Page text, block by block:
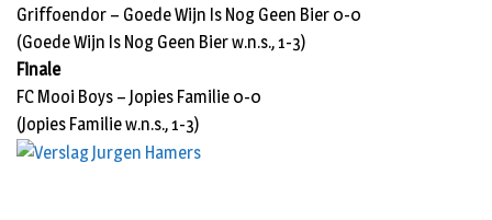
Griffoendor – Goede Wijn Is Nog Geen Bier 0-0
(Goede Wijn Is Nog Geen Bier w.n.s., 1-3)
Finale
FC Mooi Boys – Jopies Familie 0-0
(Jopies Familie w.n.s., 1-3)